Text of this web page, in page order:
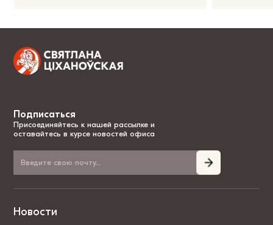
Подписаться
Присоединяйтесь к нашей рассылке и
оставайтесь в курсе новостей офиса
Новости